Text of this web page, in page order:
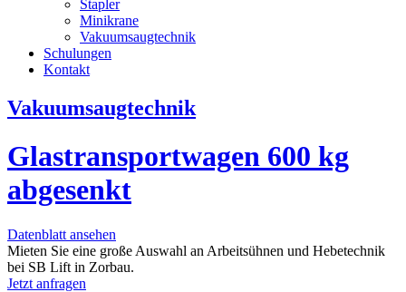
Stapler
Minikrane
Vakuumsaugtechnik
Schulungen
Kontakt
Vakuumsaugtechnik
Glastransportwagen 600 kg
abgesenkt
Datenblatt ansehen
Mieten Sie eine große Auswahl an Arbeitsühnen und Hebetechnik
bei SB Lift in Zorbau.
Jetzt anfragen